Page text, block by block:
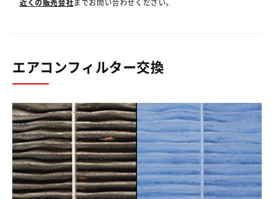
近くの販売会社までお問い合わせください。
エアコンフィルター交換